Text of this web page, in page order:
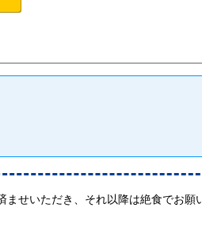
せいただき、それ以降は絶食でお願